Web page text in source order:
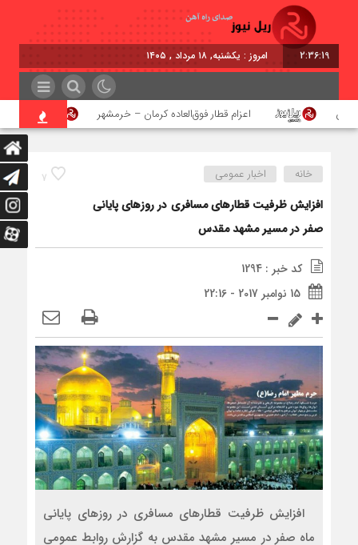
2:36:19 امروز : یکشنبه, ۱۸ مرداد , ۱۴۰۵
اعزام قطار فوق‌العاده کرمان – خرمشهر
7 خانه اخبار عمومی
افزایش ظرفیت قطارهای مسافری در روزهای پایانی
صفر در مسیر مشهد مقدس
کد خبر : 1294
15 نوامبر 2017 - 22:16
افزایش ظرفیت قطارهای مسافری در روزهای پایانی
ماه صفر در مسیر مشهد مقدس به گزارش روابط عمومی